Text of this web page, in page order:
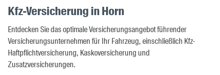
Kfz-Versicherung in Horn
Entdecken Sie das optimale Versicherungsangebot führender
Versicherungsunternehmen für Ihr Fahrzeug, einschließlich Kfz-
Haftpflichtversicherung, Kaskoversicherung und
Zusatzversicherungen.